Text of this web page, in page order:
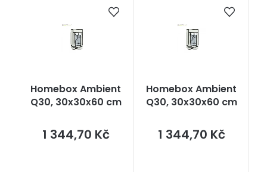
Homebox Ambient
Q30, 30x30x60 cm
1 344,70 KčMěrná
cena:
Homebox Ambient
Q30, 30x30x60 cm
1 344,70 KčMěrná
cena: